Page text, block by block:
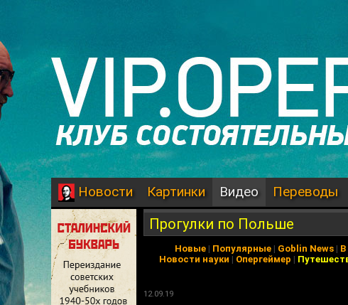
Новости Картинки Видео Переводы
Прогулки по Польше
Новые | Популярные | Goblin News | В
Новости науки | Опергеймер |
12.09.19